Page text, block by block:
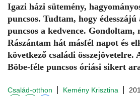
Igazi házi sütemény,
puncsos. Tudtam, hogy
puncsos a kedvence. Gondoltam,
Rászántam hát másfél napot és
következő családi összejövetelre.
Böbe-féle puncsos óriási sikert
Család-otthon Kemény Krisztina